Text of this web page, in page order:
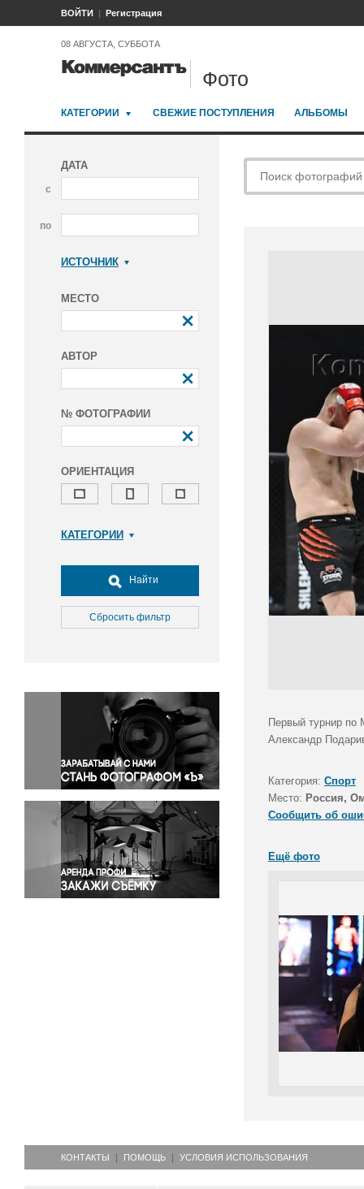
ВОЙТИ Регистрация
08 АВГУСТА, СУББОТА
Фото
КАТЕГОРИИ СВЕЖИЕ ПОСТУПЛЕНИЯ АЛЬБОМЫ
ДАТА
с
по
ИСТОЧНИК
МЕСТО
АВТОР
№ ФОТОГРАФИИ
ОРИЕНТАЦИЯ
КАТЕГОРИИ
Досуг, туризм и отдых
Культура
Медицина
Окружающая среда
Политика
Правосудие
Происшествия и конфликты
Религия
Светская жизнь
Спорт
Экология
Экономика и бизнес
Найти
Сбросить фильтр
Первый турнир по
Александр
Категория: Спорт
Место: Россия,
Сообщить об
Ещё фото
КОНТАКТЫ ПОМОЩЬ УСЛОВИЯ ИСПОЛЬЗОВАНИЯ